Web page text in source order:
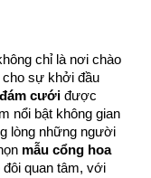
chỉ là nơi chào
cho sự khởi đầu
cưới được
nổi bật không gian
lòng những người
mẫu cổng hoa
quan tâm, với